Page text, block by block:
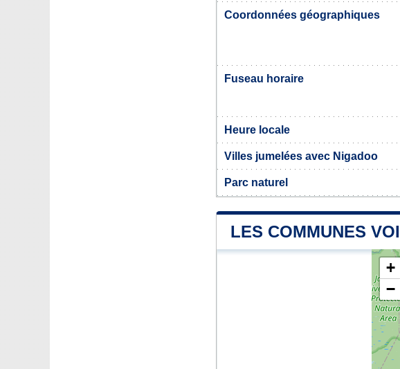
Coordonnées géographiques
Fuseau horaire
Heure locale
Villes jumelées avec Nigadoo
Parc naturel
LES COMMUNES
+
−